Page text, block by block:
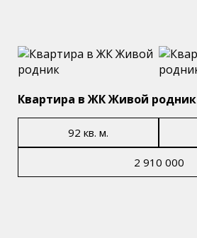
Квартира в ЖК Живой родник
92 кв. м.
2 910 000